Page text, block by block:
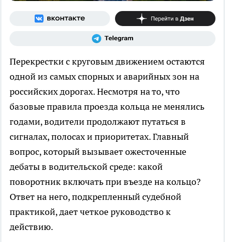
Перекрестки с круговым движением остаются
одной из самых спорных и аварийных зон на
российских дорогах. Несмотря на то, что
базовые правила проезда кольца не менялись
годами, водители продолжают путаться в
сигналах, полосах и приоритетах. Главный
вопрос, который вызывает ожесточенные
дебаты в водительской среде: какой
поворотник включать при въезде на кольцо?
Ответ на него, подкрепленный судебной
практикой, дает четкое руководство к
действию.